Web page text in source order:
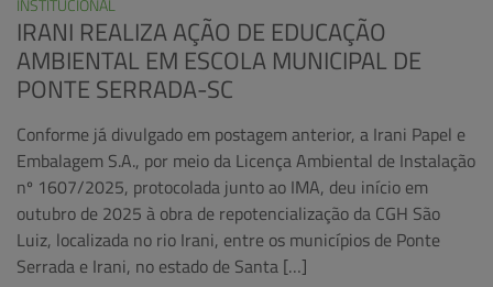
INSTITUCIONAL
IRANI REALIZA AÇÃO DE EDUCAÇÃO
AMBIENTAL EM ESCOLA MUNICIPAL DE
PONTE SERRADA-SC
Conforme já divulgado em postagem anterior, a Irani Papel e
Embalagem S.A., por meio da Licença Ambiental de Instalação
nº 1607/2025, protocolada junto ao IMA, deu início em
outubro de 2025 à obra de repotencialização da CGH São
Luiz, localizada no rio Irani, entre os municípios de Ponte
Serrada e Irani, no estado de Santa […]